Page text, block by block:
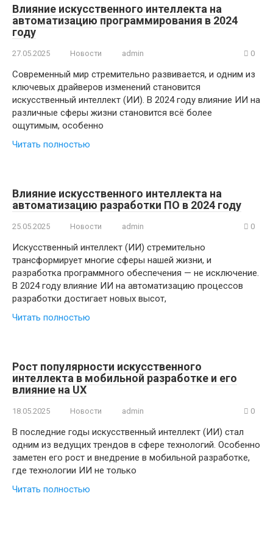
Влияние искусственного интеллекта на
автоматизацию программирования в 2024
году
27.05.2025 Новости admin 0
Современный мир стремительно развивается, и одним из
ключевых драйверов изменений становится
искусственный интеллект (ИИ). В 2024 году влияние ИИ на
различные сферы жизни становится всё более
ощутимым, особенно
Читать полностью
Влияние искусственного интеллекта на
автоматизацию разработки ПО в 2024 году
25.05.2025 Новости admin 0
Искусственный интеллект (ИИ) стремительно
трансформирует многие сферы нашей жизни, и
разработка программного обеспечения — не исключение.
В 2024 году влияние ИИ на автоматизацию процессов
разработки достигает новых высот,
Читать полностью
Рост популярности искусственного
интеллекта в мобильной разработке и его
влияние на UX
18.05.2025 Новости admin 0
В последние годы искусственный интеллект (ИИ) стал
одним из ведущих трендов в сфере технологий. Особенно
заметен его рост и внедрение в мобильной разработке,
где технологии ИИ не только
Читать полностью